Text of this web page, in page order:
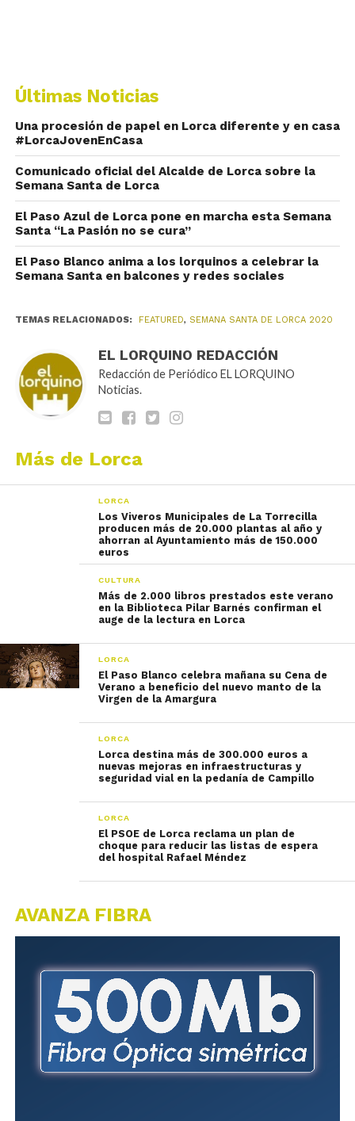
Últimas Noticias
Una procesión de papel en Lorca diferente y en casa
#LorcaJovenEnCasa
Comunicado oficial del Alcalde de Lorca sobre la
Semana Santa de Lorca
El Paso Azul de Lorca pone en marcha esta Semana
Santa “La Pasión no se cura”
El Paso Blanco anima a los lorquinos a celebrar la
Semana Santa en balcones y redes sociales
TEMAS RELACIONADOS: FEATURED, SEMANA SANTA DE LORCA 2020
EL LORQUINO REDACCIÓN
Redacción de Periódico EL LORQUINO
Noticias.
Más de Lorca
LORCA
Los Viveros Municipales de La Torrecilla
producen más de 20.000 plantas al año y
ahorran al Ayuntamiento más de 150.000
euros
CULTURA
Más de 2.000 libros prestados este verano
en la Biblioteca Pilar Barnés confirman el
auge de la lectura en Lorca
LORCA
El Paso Blanco celebra mañana su Cena de
Verano a beneficio del nuevo manto de la
Virgen de la Amargura
LORCA
Lorca destina más de 300.000 euros a
nuevas mejoras en infraestructuras y
seguridad vial en la pedanía de Campillo
LORCA
El PSOE de Lorca reclama un plan de
choque para reducir las listas de espera
del hospital Rafael Méndez
AVANZA FIBRA